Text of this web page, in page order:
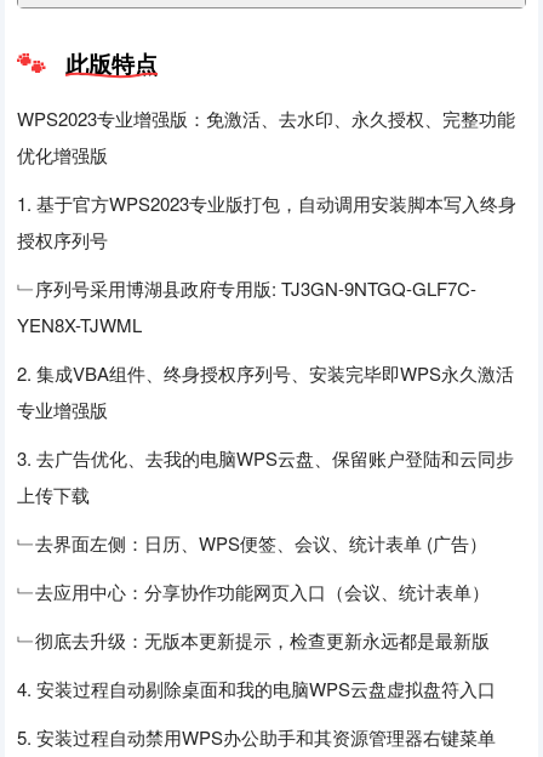
此版特点
WPS2023专业增强版：免激活、去水印、永久授权、完整功能
优化增强版
1. 基于官方WPS2023专业版打包，自动调用安装脚本写入终身
授权序列号
﹂序列号采用博湖县政府专用版: TJ3GN-9NTGQ-GLF7C-
YEN8X-TJWML
2. 集成VBA组件、终身授权序列号、安装完毕即WPS永久激活
专业增强版
3. 去广告优化、去我的电脑WPS云盘、保留账户登陆和云同步
上传下载
﹂去界面左侧：日历、WPS便签、会议、统计表单 (广告）
﹂去应用中心：分享协作功能网页入口（会议、统计表单）
﹂彻底去升级：无版本更新提示，检查更新永远都是最新版
4. 安装过程自动剔除桌面和我的电脑WPS云盘虚拟盘符入口
5. 安装过程自动禁用WPS办公助手和其资源管理器右键菜单